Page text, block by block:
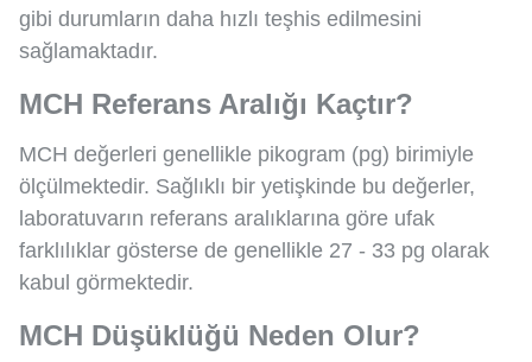
gibi durumların daha hızlı teşhis edilmesini
sağlamaktadır.
MCH Referans Aralığı Kaçtır?
MCH değerleri genellikle pikogram (pg) birimiyle
ölçülmektedir. Sağlıklı bir yetişkinde bu değerler,
laboratuvarın referans aralıklarına göre ufak
farklılıklar gösterse de genellikle 27 - 33 pg olarak
kabul görmektedir.
MCH Düşüklüğü Neden Olur?